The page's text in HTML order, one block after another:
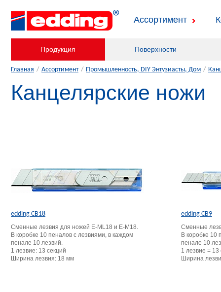
Ассортимент
Продукция Поверхности
Главная / Ассортимент / Промышленность, DIY Энтузиасты, Дом /
Канцелярские ножи
edding CB18
Сменные лезвия для ножей Е-МL18 и Е-М18.
В коробке 10 пеналов с лезвиями, в каждом
пенале 10 лезвий.
1 лезвие: 13 секций
Ширина лезвия: 18 мм
edding CB9
Сменные
В коробке 10
пенале 10
1 лезвие = 13
Ширина